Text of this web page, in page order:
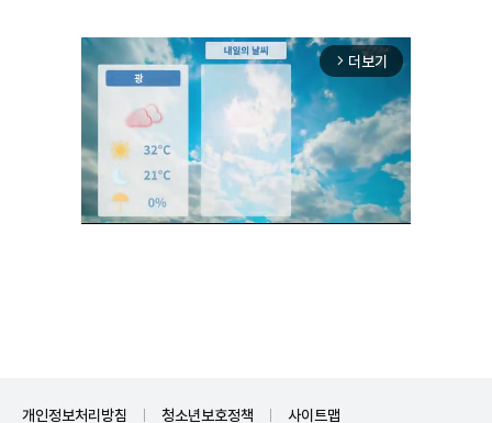
arrow_forward_ios 더보기
개인정보처리방침 청소년보호정책 사이트맵